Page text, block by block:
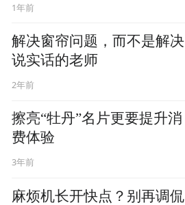
1年前
解决窗帘问题，而不是解决
说实话的老师
2年前
擦亮“牡丹”名片更要提升消
费体验
3年前
麻烦机长开快点？别再调侃